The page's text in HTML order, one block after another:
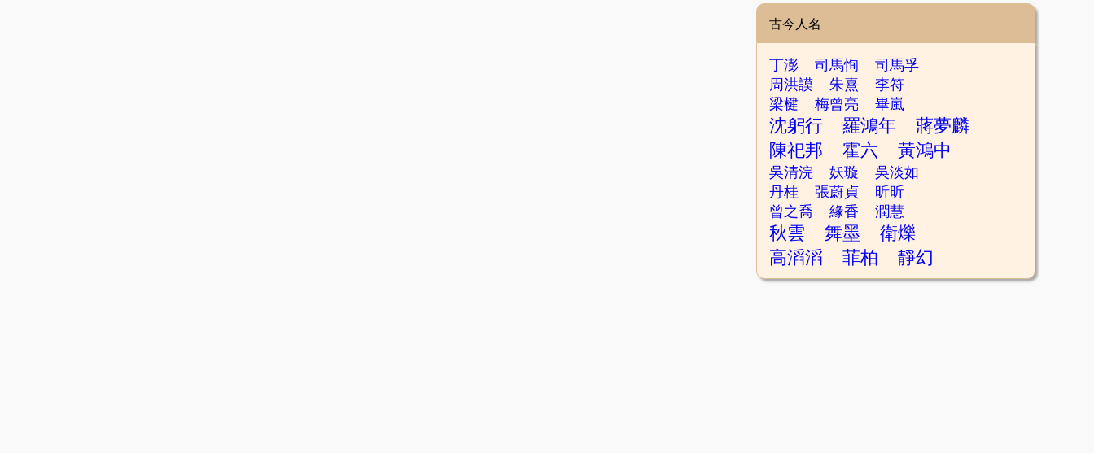
古今人名
丁澎 司馬恂
司馬孚
周洪謨
朱熹
李符
梁楗
梅曾亮 畢嵐
沈躬行 羅鴻年
蔣夢麟
陳祀邦
霍六 黃鴻中
吳清浣 妖璇
吳淡如
丹桂
張蔚貞
昕昕
曾之喬
緣香 潤慧
秋雲 舞墨
衛爍
高滔滔
菲柏 靜幻